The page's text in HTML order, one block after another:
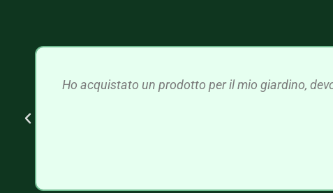
Ho acquistato un prodotto per il mio giardino,